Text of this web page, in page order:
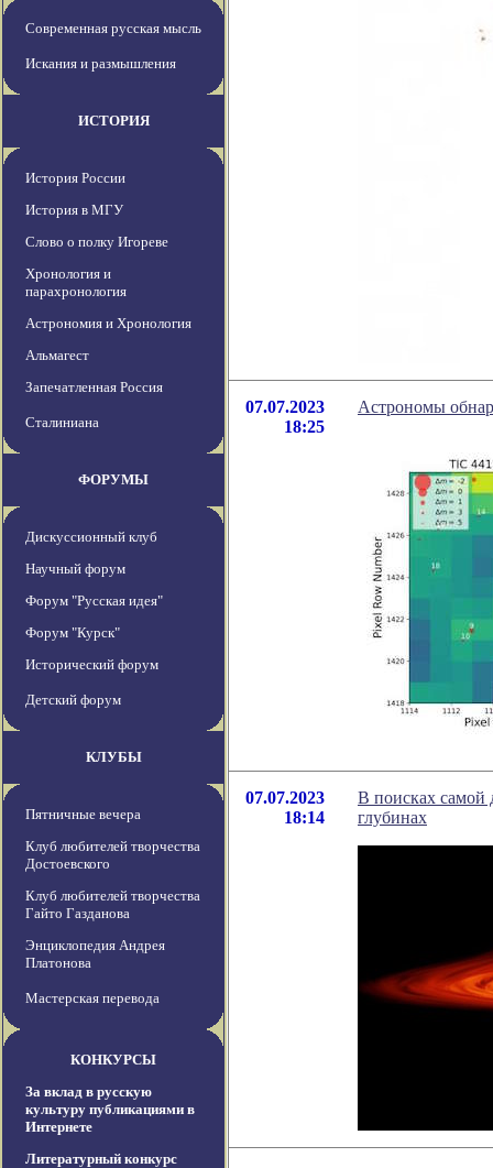
Современная русская мысль
Искания и размышления
ИСТОРИЯ
История России
История в МГУ
Слово о полку Игореве
Хронология и
парахронология
Астрономия и Хронология
Альмагест
Запечатленная Россия
Сталиниана
ФОРУМЫ
Дискуссионный клуб
Научный форум
Форум "Русская идея"
Форум "Курск"
Исторический форум
Детский форум
КЛУБЫ
Пятничные вечера
Клуб любителей творчества
Достоевского
Клуб любителей творчества
Гайто Газданова
Энциклопедия Андрея
Платонова
Мастерская перевода
КОНКУРСЫ
За вклад в русскую
культуру публикациями в
Интернете
Литературный конкурс
07.07.2023
18:25
Астрономы
07.07.2023
18:14
В поисках самой
глубинах